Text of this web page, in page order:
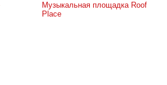
Музыкальная площадка Roof
Place